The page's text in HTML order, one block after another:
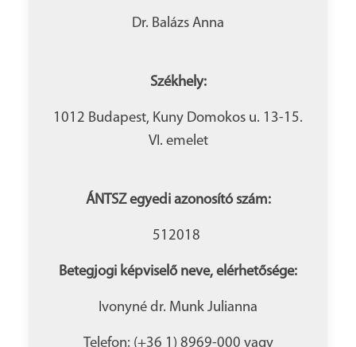
Dr. Balázs Anna
Székhely:
1012 Budapest, Kuny Domokos u. 13-15.
VI. emelet
ÁNTSZ egyedi azonosító szám:
512018
Betegjogi képviselő neve, elérhetősége:
Ivonyné dr. Munk Julianna
Telefon: (+36 1) 8969-000 vagy